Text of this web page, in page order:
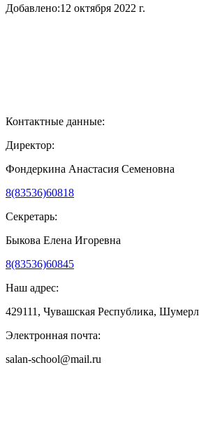
Добавлено:12 октября 2022 г.
Контактные данные:
Директор:
Фондеркина Анастасия Семеновна
8(83536)60818
Секретарь:
Быкова Елена Игоревна
8(83536)60845
Наш адрес:
429111, Чувашская Республика,
Электронная почта:
salan-school@mail.ru